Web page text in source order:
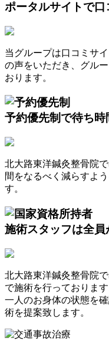
ポータルサイトで口
当グループは口コミサ
の声をいただき、グル
おります。
予約優先制 で待ち時
北大路東洋鍼灸整骨院
間をなるべく減らすよ
す。
施術スタッフは全員
北大路東洋鍼灸整骨院
で施術を行っておりま
一人のお身体の状態を
術を提案致します。